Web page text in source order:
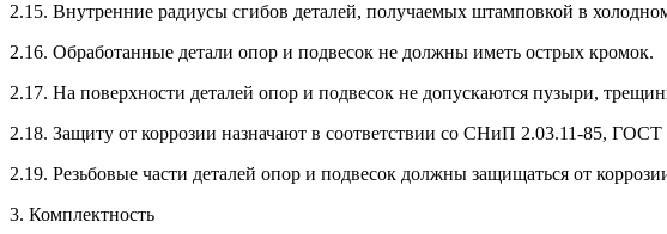
2.15. Внутренние радиусы сгибов деталей, получаемых штамповкой в
2.16. Обработанные детали опор и подвесок не должны иметь острых кромок.
2.17. На поверхности деталей опор и подвесок не допускаются пузыри,
2.18. Защиту от коррозии назначают в соответствии со СНиП 2.03.11-85, ГОСТ
2.19. Резьбовые части деталей опор и подвесок должны защищаться от
3. Комплектность